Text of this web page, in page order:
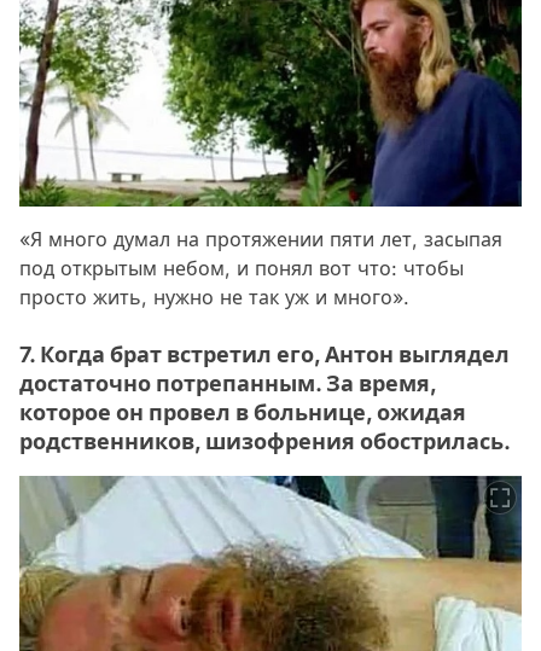
«Я много думал на протяжении пяти лет, засыпая
под открытым небом, и понял вот что: чтобы
просто жить, нужно не так уж и много».
7. Когда брат встретил его, Антон выглядел
достаточно потрепанным. За время,
которое он провел в больнице, ожидая
родственников, шизофрения обострилась.